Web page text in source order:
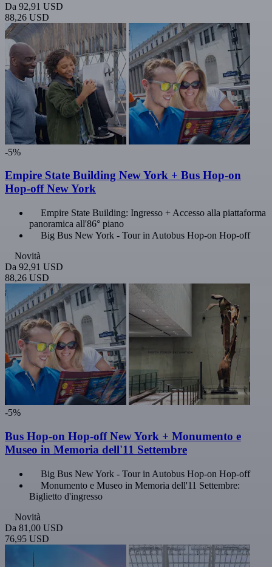
Da 92,91 USD
88,26 USD
-5%
Empire State Building New York + Bus Hop-on
Hop-off New York
Empire State Building: Ingresso + Accesso alla piattaforma
panoramica all'86° piano
Big Bus New York - Tour in Autobus Hop-on Hop-off
Novità
Da 92,91 USD
88,26 USD
-5%
Bus Hop-on Hop-off New York + Monumento e
Museo in Memoria dell'11 Settembre
Big Bus New York - Tour in Autobus Hop-on Hop-off
Monumento e Museo in Memoria dell'11 Settembre:
Biglietto d'ingresso
Novità
Da 81,00 USD
76,95 USD